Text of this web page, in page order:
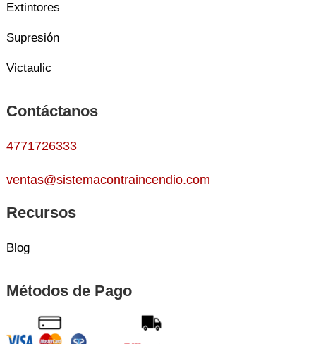
Extintores
Supresión
Victaulic
Contáctanos
4771726333
ventas@sistemacontraincendio.com
Recursos
Blog
Métodos de Pago